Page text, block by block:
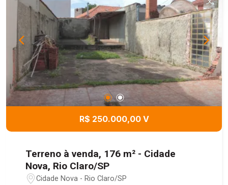
R$ 250.000,00 V
Terreno à venda, 176 m² - Cidade
Nova, Rio Claro/SP
Cidade Nova - Rio Claro/SP